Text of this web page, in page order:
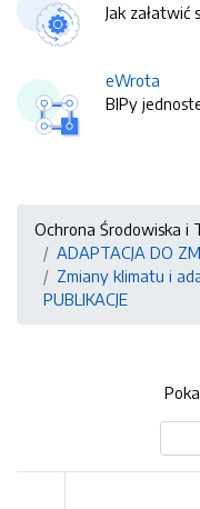
Jak załatwić
eWrota
BIPy
Ochrona Środowiska i
ADAPTACJA DO
Zmiany klimatu i
PUBLIKACJE